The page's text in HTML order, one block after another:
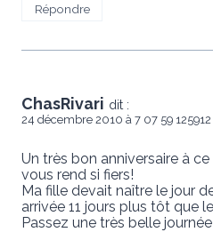
Répondre
ChasRivari dit :
24 décembre 2010 à 7 07 59 125912
Un très bon anniversaire à
vous rend si fiers!
Ma fille devait naître le jour
arrivée 11 jours plus tôt que
Passez une très belle